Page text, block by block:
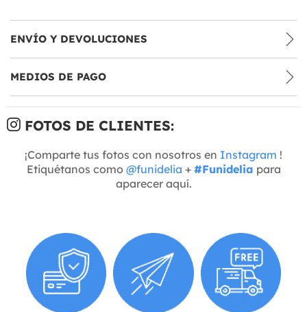
ENVÍO Y DEVOLUCIONES
MEDIOS DE PAGO
FOTOS DE CLIENTES:
¡Comparte tus fotos con nosotros en Instagram !
Etiquétanos como @funidelia + #Funidelia para
aparecer aquí.